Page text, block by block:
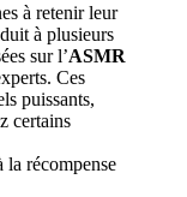
à retenir leur
à plusieurs
sur l’ASMR
Ces
puissants,
certains
la récompense